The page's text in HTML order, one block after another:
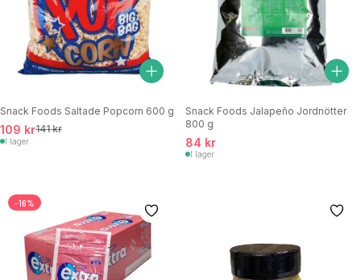
Snack Foods Saltade Popcorn 600 g
109 kr141 kr
I lager
Snack Foods Jalapeño Jordnötter
800 g
84 kr
I lager
-16%